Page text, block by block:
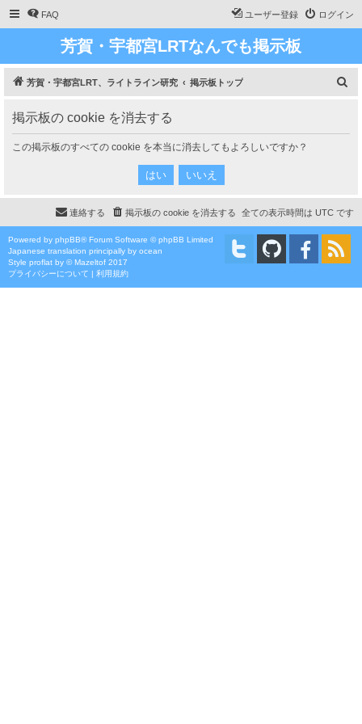
FAQ ログイン
ユーザー登録
芳賀・宇都宮LRTなんでも掲示板
芳賀・宇都宮LRT、ライトライン研究 掲示板トップ
掲示板の cookie を消去する
この掲示板のすべての cookie を本当に消去してもよろしいですか？
全ての表示時間は UTC です
掲示板の cookie を消去する
連絡する
Powered by phpBB® Forum Software © phpBB Limited
Japanese translation principally by ocean
Style proflat by ©Mazeltof 2017
プライバシーについて | 利用規約